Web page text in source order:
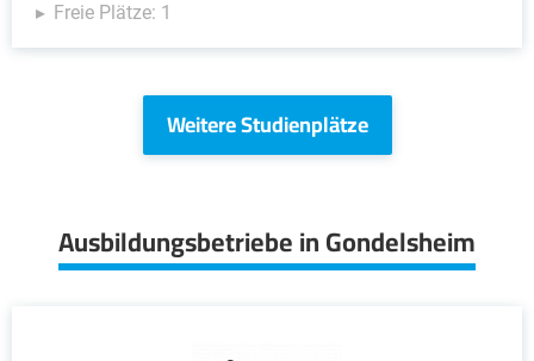
Freie Plätze: 1
Weitere Studienplätze
Ausbildungsbetriebe in Gondelsheim